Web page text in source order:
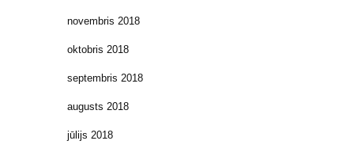
novembris 2018
oktobris 2018
septembris 2018
augusts 2018
jūlijs 2018